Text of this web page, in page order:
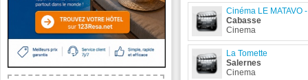
Cinéma LE MATAVO
Cabasse
Cinema
La Tomette
Salernes
Cinema